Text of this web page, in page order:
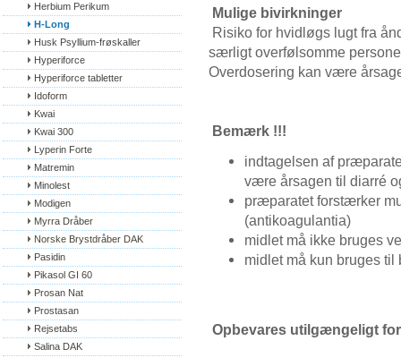
Herbium Perikum
H-Long
Husk Psyllium-frøskaller
Hyperiforce
Hyperiforce tabletter
Idoform
Kwai
Kwai 300
Lyperin Forte
Matremin
Minolest
Modigen
Myrra Dråber
Norske Brystdråber DAK
Pasidin
Pikasol GI 60
Prosan Nat
Prostasan
Rejsetabs
Salina DAK
Mulige bivirkninger
Risiko for hvidløgs lugt fra
særligt overfølsomme
Overdosering kan være
Bemærk !!!
indtagelsen af
være årsagen til diarré
præparatet forstærker
(antikoagulantia)
midlet må ikke bruges
midlet må kun bruges
Opbevares utilgængeligt